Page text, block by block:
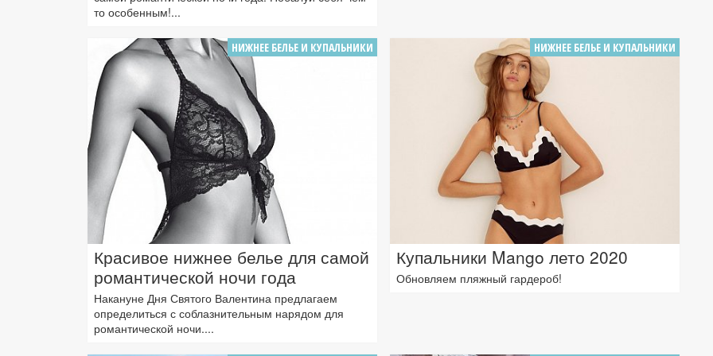
то особенным!...
НИЖНЕЕ БЕЛЬЕ И КУПАЛЬНИКИ
Красивое нижнее белье для самой
романтической ночи года
Накануне Дня Святого Валентина предлагаем
определиться с соблазнительным нарядом для
романтической ночи....
НИЖНЕЕ БЕЛЬЕ И КУПАЛЬНИКИ
Купальники Mango лето 2020
Обновляем пляжный гардероб!